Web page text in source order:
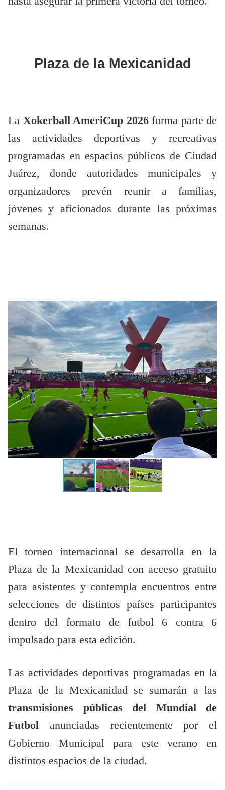
Plaza de la Mexicanidad
La Xokerball AmeriCup 2026forma parte de
las actividades deportivas y recreativas
programadas en espacios públicos de Ciudad
Juárez, donde autoridades municipales y
organizadores prevén reunir a familias,
jóvenes y aficionados durante las próximas
semanas.
El torneo internacional se desarrolla en la
Plaza de la Mexicanidad con acceso gratuito
para asistentes y contempla encuentros entre
selecciones de distintos países participantes
dentro del formato de futbol 6 contra 6
impulsado para esta edición.
Las actividades deportivas programadas en la
Plaza de la Mexicanidad se sumarán a las
transmisiones públicas del Mundial de
Futbol anunciadas recientemente por el
Gobierno Municipal para este verano en
distintos espacios de la ciudad.